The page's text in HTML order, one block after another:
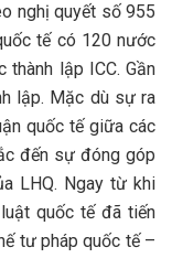
nghị quyết số 955
tế có 120 nước
lập ICC. Gần
lập. Mặc dù sự ra
quốc tế giữa các
đến sự đóng góp
LHQ. Ngay từ khi
quốc tế đã tiến
tư pháp quốc tế –